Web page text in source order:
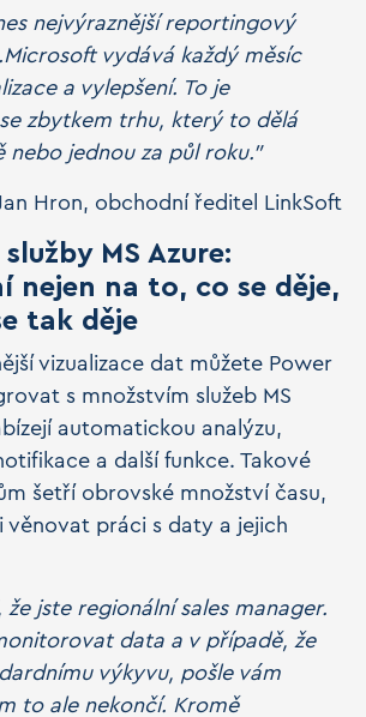
nejvýraznější reportingový
vydává každý měsíc
a vylepšení. To je
zbytkem trhu, který to dělá
nebo jednou za půl roku.”
Hron, obchodní ředitel LinkSoft
MS Azure:
nejen na to, co se děje,
tak děje
vizualizace dat můžete Power
s množstvím služeb MS
automatickou analýzu,
a další funkce. Takové
šetří obrovské množství času,
věnovat práci s daty a jejich
že jste regionální sales manager.
data a v případě, že
výkyvu, pošle vám
to ale nekončí. Kromě